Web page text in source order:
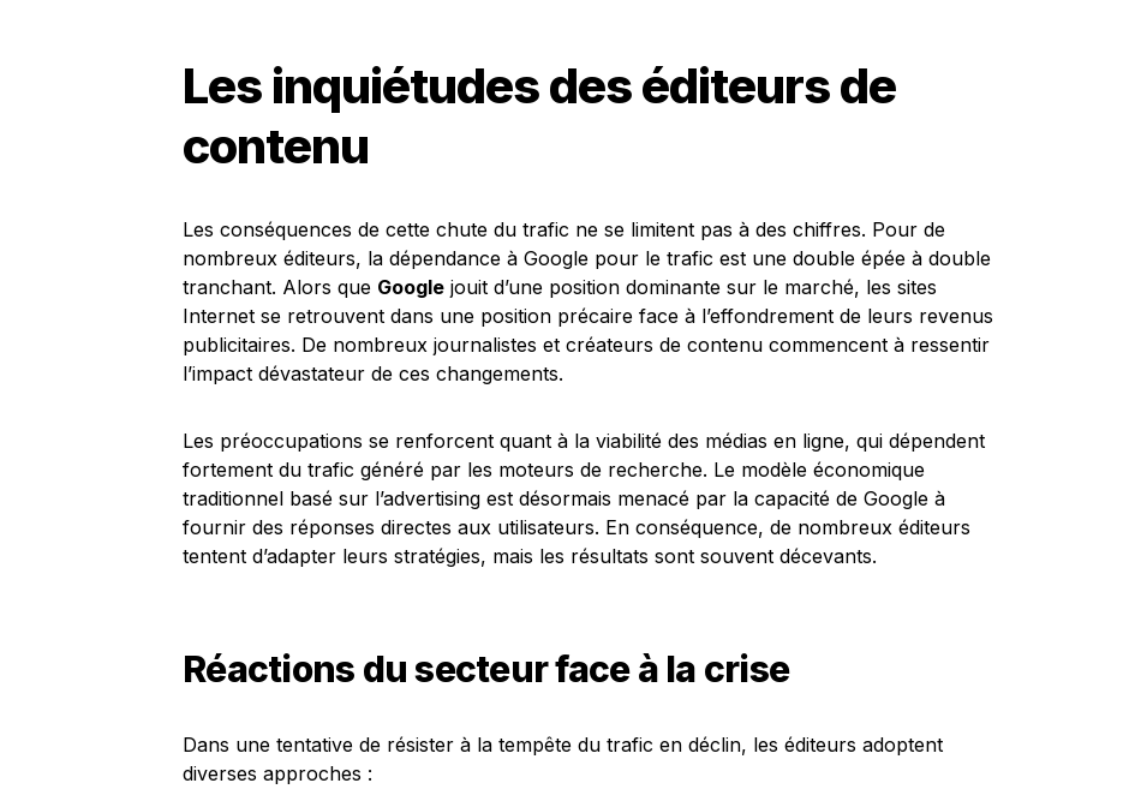
Les inquiétudes des éditeurs de
contenu
Les conséquences de cette chute du trafic ne se limitent pas à des chiffres. Pour de
nombreux éditeurs, la dépendance à Google pour le trafic est une double épée à double
tranchant. Alors que Google jouit d’une position dominante sur le marché, les sites
Internet se retrouvent dans une position précaire face à l’effondrement de leurs revenus
publicitaires. De nombreux journalistes et créateurs de contenu commencent à ressentir
l’impact dévastateur de ces changements.
Les préoccupations se renforcent quant à la viabilité des médias en ligne, qui dépendent
fortement du trafic généré par les moteurs de recherche. Le modèle économique
traditionnel basé sur l’advertising est désormais menacé par la capacité de Google à
fournir des réponses directes aux utilisateurs. En conséquence, de nombreux éditeurs
tentent d’adapter leurs stratégies, mais les résultats sont souvent décevants.
Réactions du secteur face à la crise
Dans une tentative de résister à la tempête du trafic en déclin, les éditeurs adoptent
diverses approches :